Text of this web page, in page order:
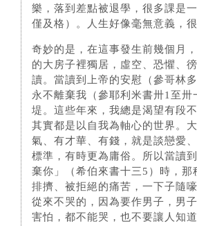
樂，落到差點被退學，很多課是
僅及格）。人生好像毫無意義，
奇妙的是，在這事發生前幾個月
的大房子裡獨居，虛空、恐懼、
讀。當讀到上帝的安慰（參哥林
永不離棄我（參耶利米書卅1至
堤。這些年來，我總是渴望有段
其實都是以自我為軸心的世界。
氣、有才華、有錢，就是談戀愛
標準，有時更為庸俗。所以當讀
棄你」（希伯來書十三5）時，
排擠、被拒絕的痛苦，一下子隨
從來不哭的，因為要作男子，男
害怕，都不能哭，也不要讓人知